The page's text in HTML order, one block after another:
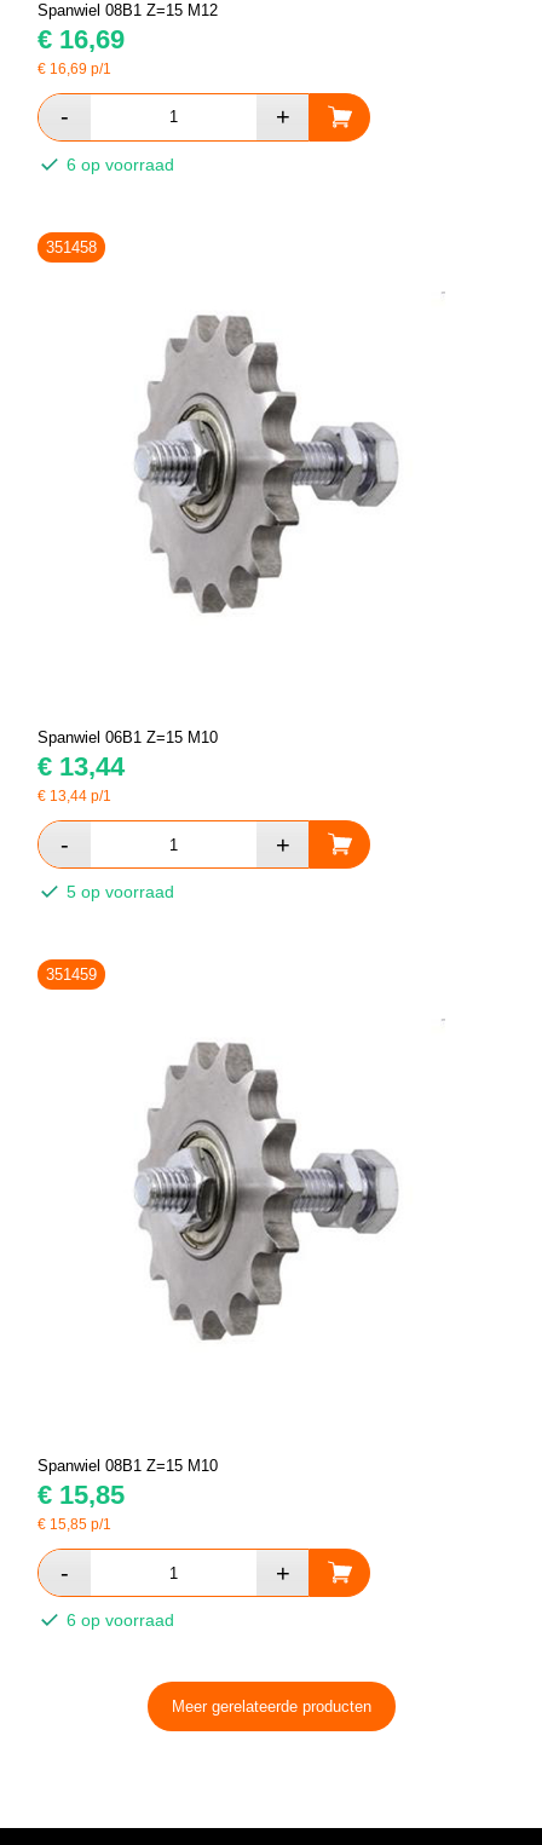
Spanwiel 08B1 Z=15 M12
€ 16,69
€ 16,69 p/1
6 op voorraad
351458
Spanwiel 06B1 Z=15 M10
€ 13,44
€ 13,44 p/1
5 op voorraad
351459
Spanwiel 08B1 Z=15 M10
€ 15,85
€ 15,85 p/1
6 op voorraad
Meer gerelateerde producten